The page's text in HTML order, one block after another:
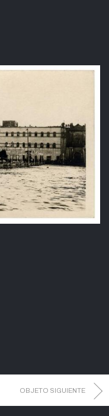
OBJETO SIGUIENTE